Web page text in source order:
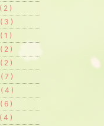
2 )
3 )
1 )
2 )
2 )
7 )
4 )
6 )
4 )